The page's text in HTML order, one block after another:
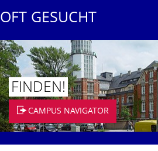
OFT GESUCHT
FINDEN!
CAMPUS NAVIGATOR